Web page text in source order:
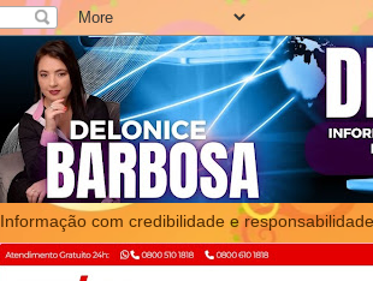
Informação com credibilidade e